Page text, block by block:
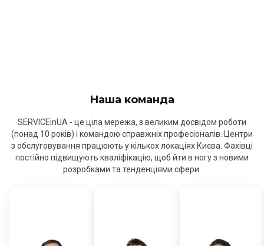
Наша команда
SERVICEinUA - це ціла мережа, з великим досвідом роботи
(понад 10 років) і командою справжніх професіоналів. Центри
з обслуговування працюють у кількох локаціях Києва. Фахівці
постійно підвищують кваліфікацію, щоб йти в ногу з новими
розробками та тенденціями сфери.